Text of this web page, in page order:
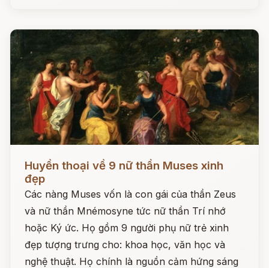
Đọc ngay
Huyền thoại về 9 nữ thần Muses xinh
đẹp
Các nàng Muses vốn là con gái của thần Zeus
và nữ thần Mnémosyne tức nữ thần Trí nhớ
hoặc Ký ức. Họ gồm 9 người phụ nữ trẻ xinh
đẹp tượng trưng cho: khoa học, văn học và
nghệ thuật. Họ chính là nguồn cảm hứng sáng